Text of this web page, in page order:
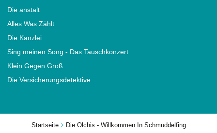
Startseite Die Olchis - Willkommen In Schmuddelfing
Die anstalt
Alles Was Zählt
Die Kanzlei
Sing meinen Song - Das Tauschkonzert
Klein Gegen Groß
Die Versicherungsdetektive